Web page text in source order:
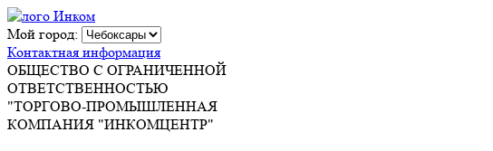
Мой город:
Контактная информация
ОБЩЕСТВО С ОГРАНИЧЕННОЙ
ОТВЕТСТВЕННОСТЬЮ
"ТОРГОВО-ПРОМЫШЛЕННАЯ
КОМПАНИЯ "ИНКОМЦЕНТР"